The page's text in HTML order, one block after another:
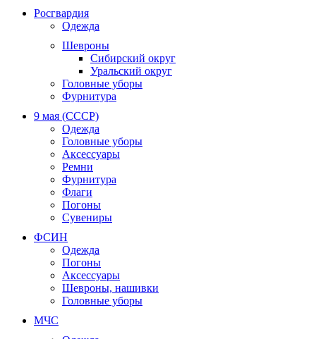
Росгвардия
Одежда
Шевроны
Сибирский округ
Уральский округ
Головные уборы
Фурнитура
9 мая (СССР)
Одежда
Головные уборы
Аксессуары
Ремни
Фурнитура
Флаги
Погоны
Сувениры
ФСИН
Одежда
Погоны
Аксессуары
Шевроны, нашивки
Головные уборы
МЧС